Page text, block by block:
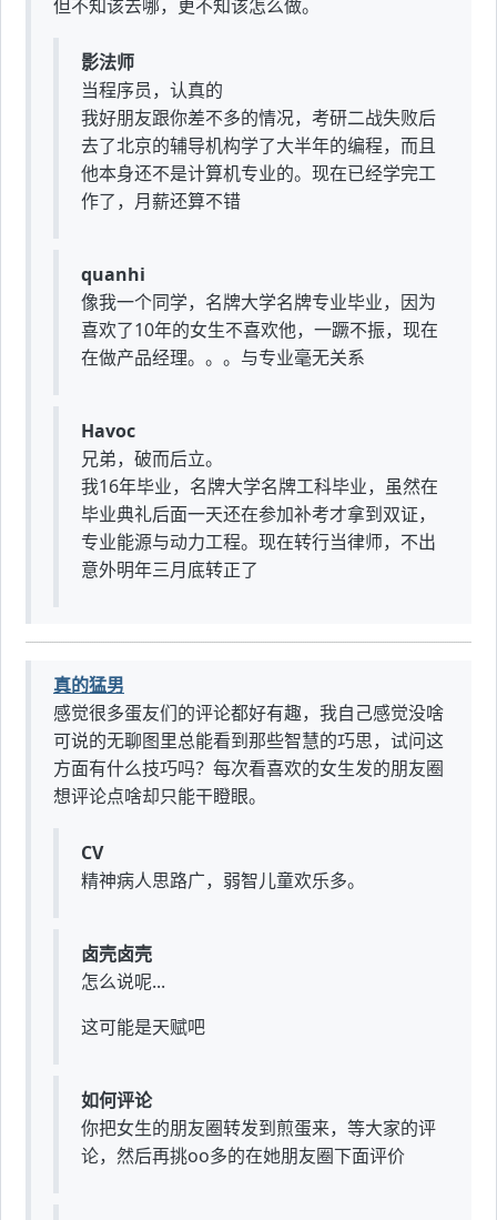
但不知该去哪，更不知该怎么做。
影法师
当程序员，认真的
我好朋友跟你差不多的情况，考研二战失败后
去了北京的辅导机构学了大半年的编程，而且
他本身还不是计算机专业的。现在已经学完工
作了，月薪还算不错
quanhi
像我一个同学，名牌大学名牌专业毕业，因为
喜欢了10年的女生不喜欢他，一蹶不振，现在
在做产品经理。。。与专业毫无关系
Havoc
兄弟，破而后立。
我16年毕业，名牌大学名牌工科毕业，虽然在
毕业典礼后面一天还在参加补考才拿到双证，
专业能源与动力工程。现在转行当律师，不出
意外明年三月底转正了
真的猛男
感觉很多蛋友们的评论都好有趣，我自己感觉没啥
可说的无聊图里总能看到那些智慧的巧思，试问这
方面有什么技巧吗？每次看喜欢的女生发的朋友圈
想评论点啥却只能干瞪眼。
CV
精神病人思路广，弱智儿童欢乐多。
卤壳卤壳
怎么说呢...
这可能是天赋吧
如何评论
你把女生的朋友圈转发到煎蛋来，等大家的评
论，然后再挑oo多的在她朋友圈下面评价